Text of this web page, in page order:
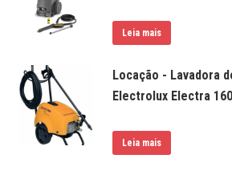
Leia mais
Locação - Lavadora
Electrolux Electra
Leia mais